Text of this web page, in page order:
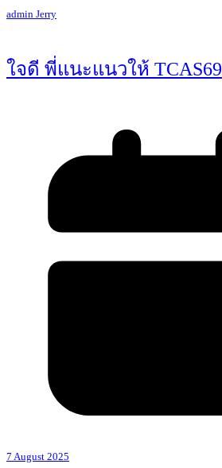
admin Jerry
ใจดี พี่แนะแนวให้ TCAS69
7 August 2025